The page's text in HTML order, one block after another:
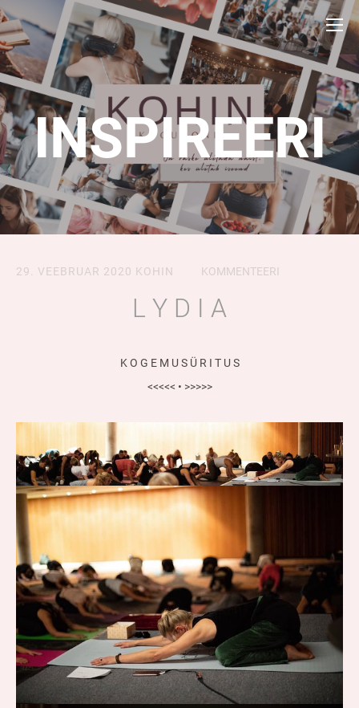
INSPIREERI
29. VEEBRUAR 2020 KOHIN KOMMENTEERI
L Y D I A
K O G E M U S Ü R I T U S
<<<<< • >>>>>